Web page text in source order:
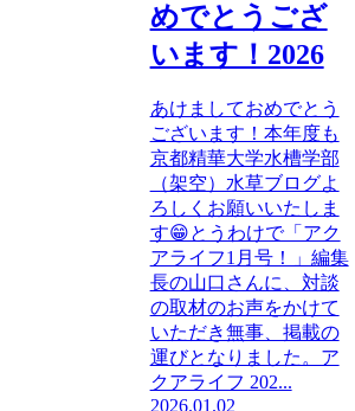
めでとうござ
います！2026
あけましておめでとう
ございます！本年度も
京都精華大学水槽学部
（架空）水草ブログよ
ろしくお願いいたしま
す😁とうわけで「アク
アライフ1月号！」編集
長の山口さんに、対談
の取材のお声をかけて
いただき無事、掲載の
運びとなりました。ア
クアライフ 202...
2026.01.02